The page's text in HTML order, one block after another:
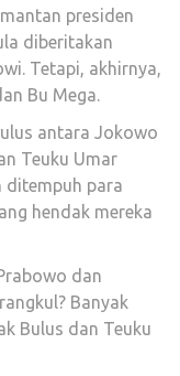
presiden
diberitakan
Tetapi, akhirnya,
Bu Mega.
antara Jokowo
Teuku Umar
ditempuh para
hendak mereka
dan
Banyak
Bulus dan Teuku